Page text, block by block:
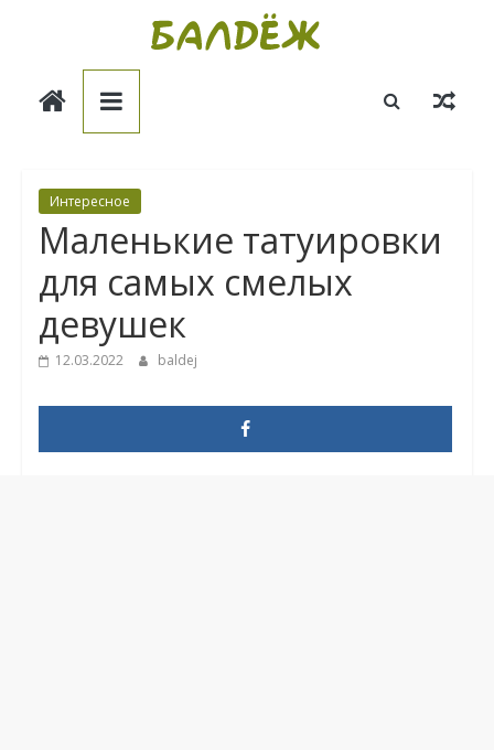
Балдёж
Интересное
Маленькие татуировки
для самых смелых
девушек
12.03.2022 baldej